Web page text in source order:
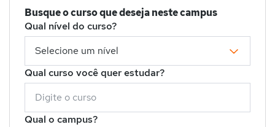
Busque o curso que deseja neste campus
Qual nível do curso?
Qual curso você quer estudar?
Qual o campus?